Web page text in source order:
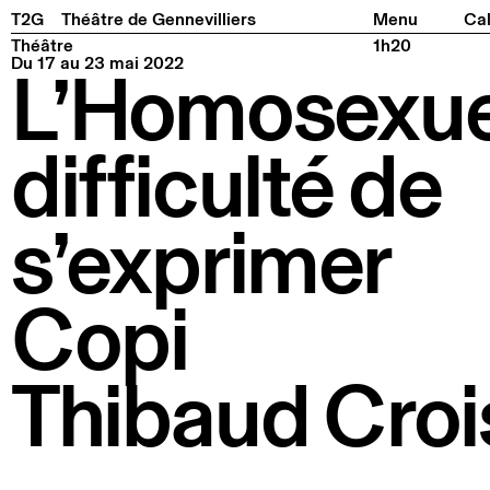
T2G Théâtre de Gennevilliers Menu
Facebook
Instagram Tiktok
Théâtre
Du 17 au 23 mai 2022
1h20
difficulté de
s’exprimer
Copi
Thibaud